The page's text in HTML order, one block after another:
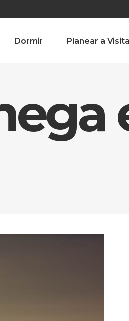
Dormir Planear a Visita